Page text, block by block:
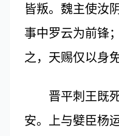
皆叛。魏主使汝
事中罗云为前锋
之，天赐仅以身免
晋平刺王既死
安。上与嬖臣杨